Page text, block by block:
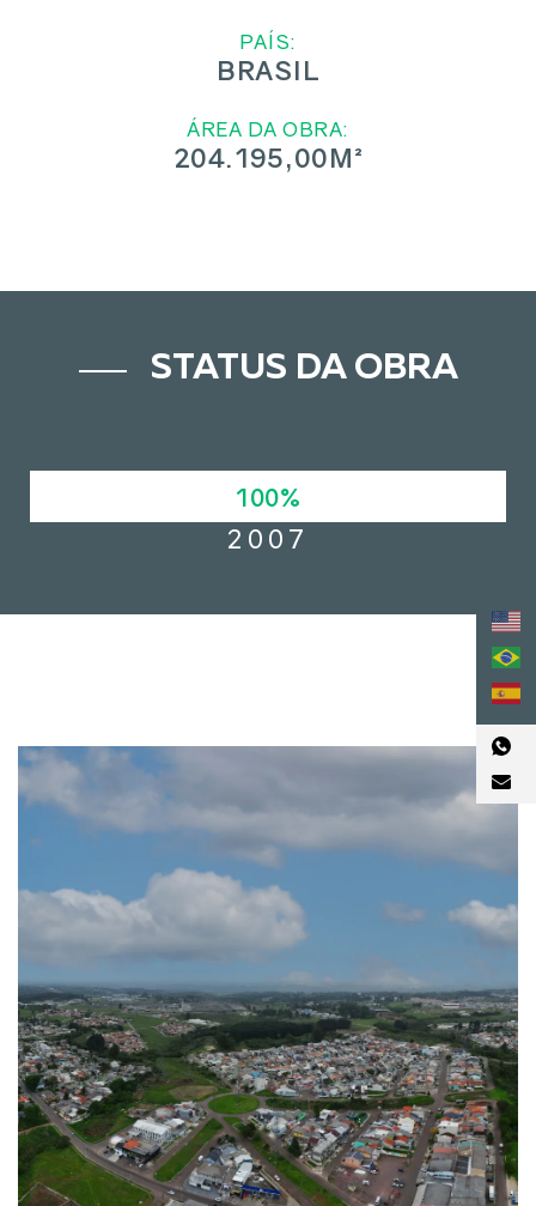
PAÍS:
BRASIL
ÁREA DA OBRA:
204.195,00M²
STATUS DA OBRA
100%
2007